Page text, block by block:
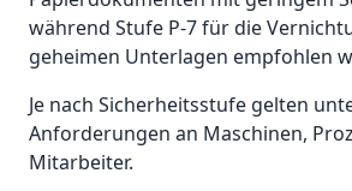
während Stufe P-7 für die
geheimen Unterlagen empfohlen
Je nach Sicherheitsstufe gelten
Anforderungen an Maschinen,
Mitarbeiter.